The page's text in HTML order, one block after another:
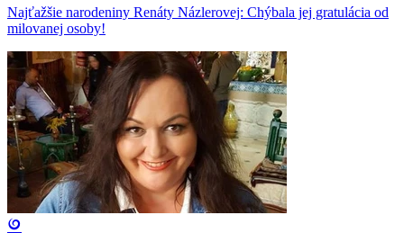
Najťažšie narodeniny Renáty Názlerovej: Chýbala jej gratulácia od
milovanej osoby!